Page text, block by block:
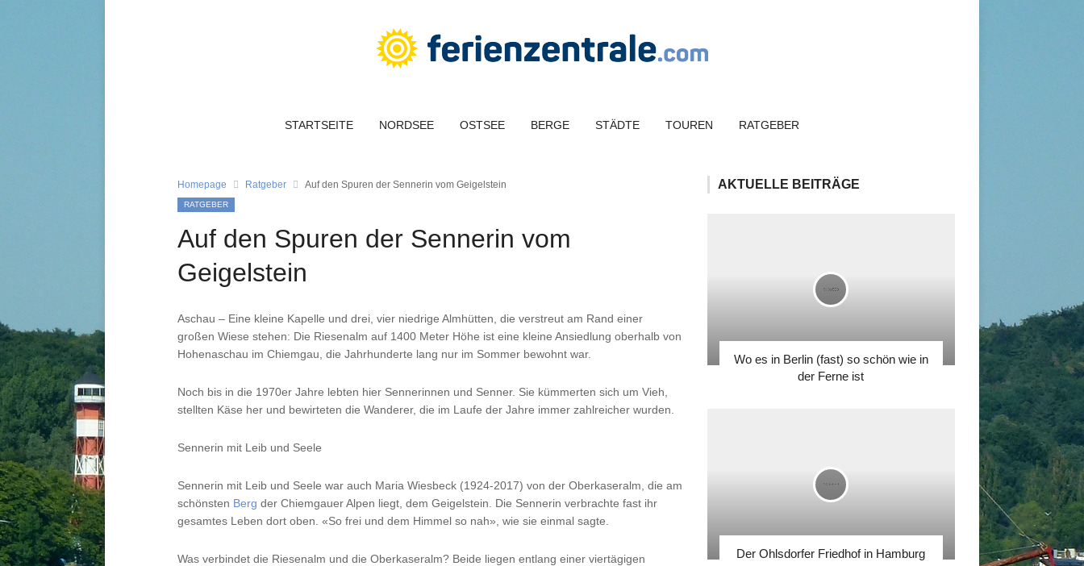
STARTSEITE NORDSEE OSTSEE BERGE STÄDTE TOUREN RATGEBER
Homepage Ratgeber Auf den Spuren der Sennerin vom Geigelstein
RATGEBER
Auf den Spuren der Sennerin vom
Geigelstein
Aschau – Eine kleine Kapelle und drei, vier niedrige Almhütten, die verstreut am Rand einer
großen Wiese stehen: Die Riesenalm auf 1400 Meter Höhe ist eine kleine Ansiedlung oberhalb von
Hohenaschau im Chiemgau, die Jahrhunderte lang nur im Sommer bewohnt war.
Noch bis in die 1970er Jahre lebten hier Sennerinnen und Senner. Sie kümmerten sich um Vieh,
stellten Käse her und bewirteten die Wanderer, die im Laufe der Jahre immer zahlreicher wurden.
Sennerin mit Leib und Seele
Sennerin mit Leib und Seele war auch Maria Wiesbeck (1924-2017) von der Oberkaseralm, die am
schönsten Berg der Chiemgauer Alpen liegt, dem Geigelstein. Die Sennerin verbrachte fast ihr
gesamtes Leben dort oben. «So frei und dem Himmel so nah», wie sie einmal sagte.
Was verbindet die Riesenalm und die Oberkaseralm? Beide liegen entlang einer viertägigen
AKTUELLE BEITRÄGE
Wo es in Berlin (fast) so schön wie in
der Ferne ist
Der Ohlsdorfer Friedhof in Hamburg